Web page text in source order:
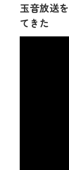
玉音放送
てきた